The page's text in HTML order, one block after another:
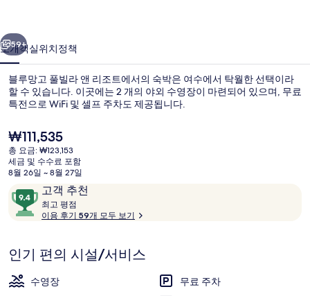
앤
리
조
트
의
사
진
갤
59+
소개객실위치정책
블루망고 풀빌라 앤 리조트에서의 숙박은 여수에서 탁월한 선택이라
할 수 있습니다. 이곳에는 2 개의 야외 수영장이 마련되어 있으며, 무료
특전으로 WiFi 및 셀프 주차도 제공됩니다.
현
재
가
격
₩111,535
₩111,535
총 요금: ₩123,153
세금 및 수수료 포함
8월 26일 ~ 8월 27일
이
용
후
고객 추천
10
점
만
중
9.4
점,
최고 평점
고
점
이용 후기 59개 모두 보기
인기 편의 시설/서비스
수영장
무료 주차